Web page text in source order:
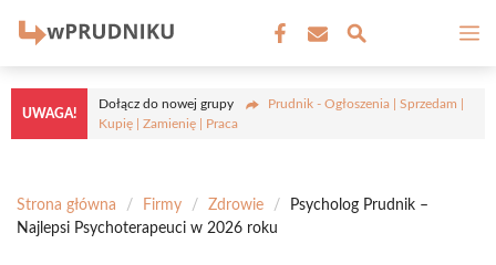
treści
UWAGA!
Dołącz do nowej grupy
Prudnik - Ogłoszenia | Sprzedam |
Kupię | Zamienię | Praca
Strona główna / Firmy / Zdrowie /
Psycholog Prudnik –
Najlepsi Psychoterapeuci w 2026 roku